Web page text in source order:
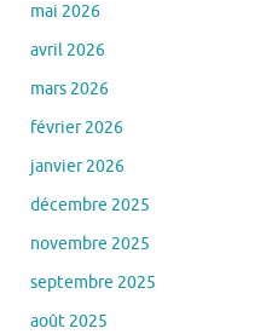
mai 2026
avril 2026
mars 2026
février 2026
janvier 2026
décembre 2025
novembre 2025
septembre 2025
août 2025